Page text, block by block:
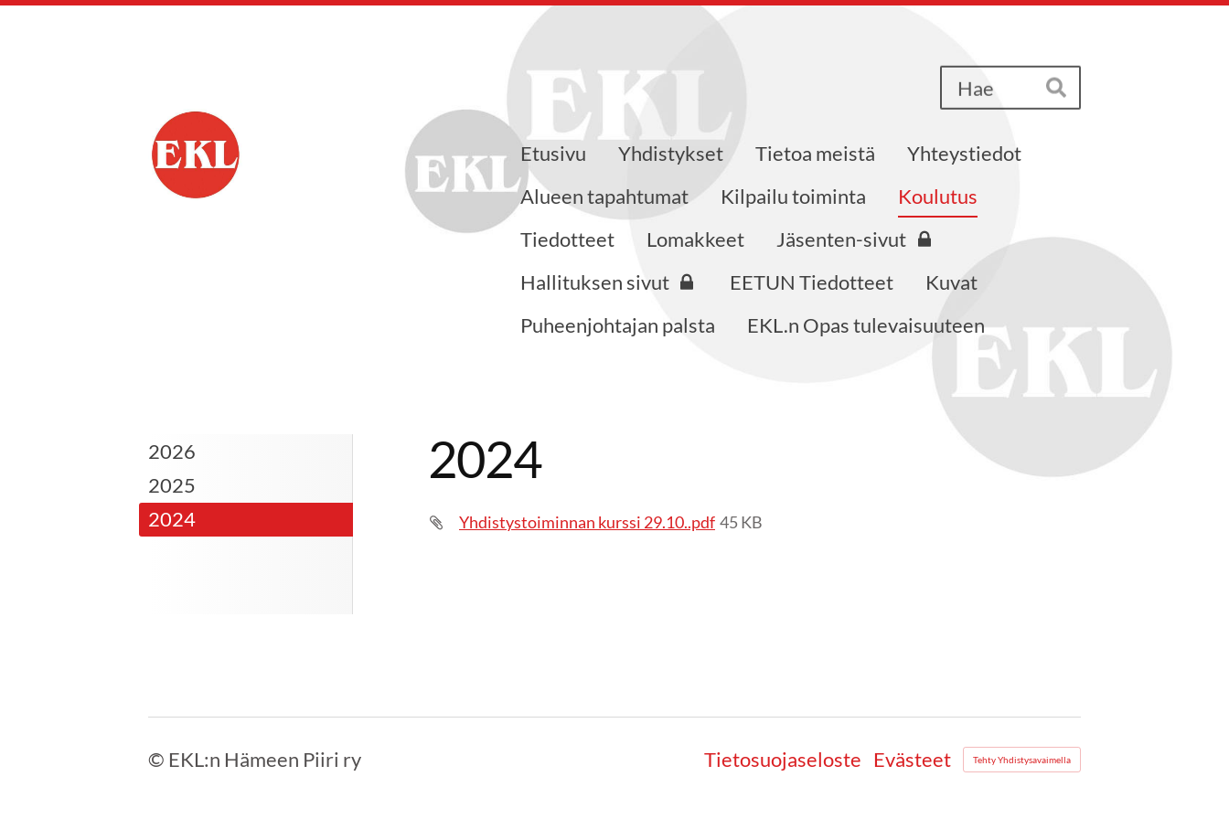
Hae
EKL:n Hämeen Piiri ry Etusivu Yhdistykset Tietoa meistä
Yhteystiedot
Alueen tapahtumat
Kilpailu toiminta
Koulutus
Tiedotteet
Lomakkeet
Jäsenten-sivut
Hallituksen sivut
EETUN Tiedotteet
Kuvat
Puheenjohtajan palsta
EKL.n Opas tulevaisuuteen
2026
2025
2024
2024
Yhdistystoiminnan kurssi 29.10..pdf 45 KB
© EKL:n Hämeen Piiri ry Tietosuojaseloste Evästeet Tehty Yhdistysavaimella